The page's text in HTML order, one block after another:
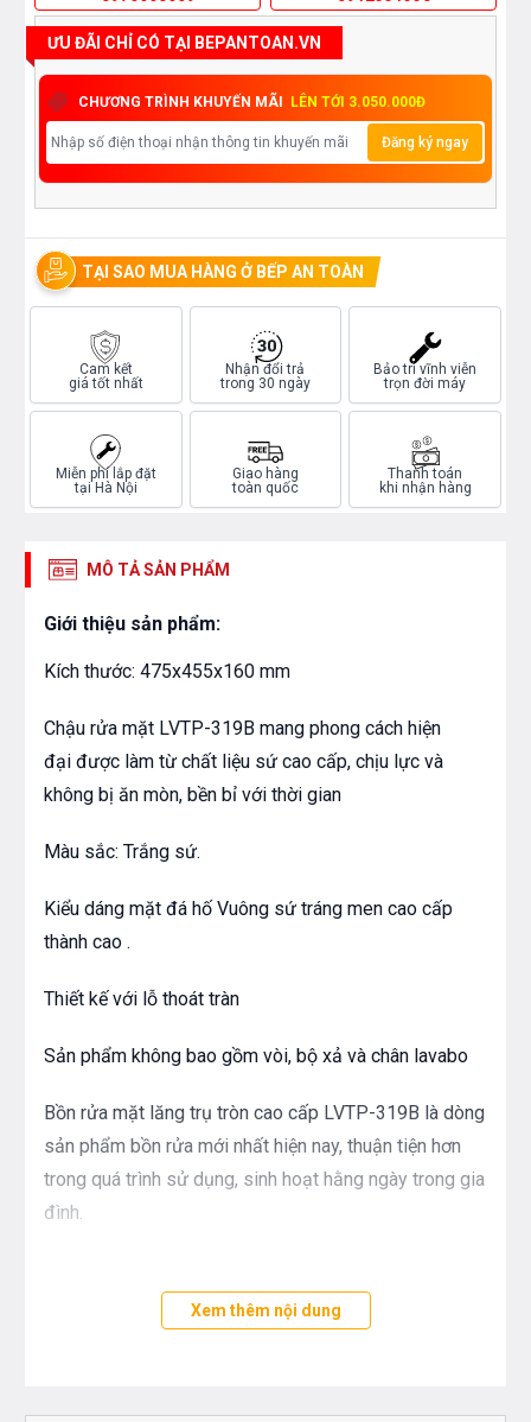
ƯU ĐÃI CHỈ CÓ TẠI BEPANTOAN.VN
CHƯƠNG TRÌNH KHUYẾN MÃI LÊN TỚI 3.050.000Đ
Đăng ký ngay
TẠI SAO MUA HÀNG Ở BẾP AN TOÀN
Cam kết
giá tốt nhất
Nhận đổi trả
trong 30 ngày
Bảo trì vĩnh viễn
trọn đời máy
Miễn phí lắp đặt
tại Hà Nội
Giao hàng
toàn quốc
Thanh toán
khi nhận hàng
MÔ TẢ SẢN PHẨM
Giới thiệu sản phẩm:
Kích thước: 475x455x160 mm
Chậu rửa mặt LVTP-319B mang phong cách hiện
đại được làm từ chất liệu sứ cao cấp, chịu lực và
không bị ăn mòn, bền bỉ với thời gian
Màu sắc: Trắng sứ.
Kiểu dáng mặt đá hố Vuông sứ tráng men cao cấp
thành cao .
Thiết kế với lỗ thoát tràn
Sản phẩm không bao gồm vòi, bộ xả và chân lavabo
Bồn rửa mặt lăng trụ tròn cao cấp LVTP-319B là dòng
sản phẩm bồn rửa mới nhất hiện nay, thuận tiện hơn
trong quá trình sử dụng, sinh hoạt hằng ngày trong gia
đình.
những nét thon mảnh, giờ đây việc vệ sinh cá nhân sẽ
tiện dụng hơn hằng ngày.
Xem thêm nội dung